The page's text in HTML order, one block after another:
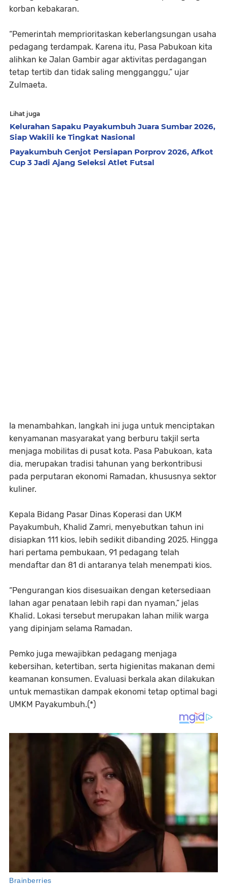
korban kebakaran.
“Pemerintah memprioritaskan keberlangsungan usaha
pedagang terdampak. Karena itu, Pasa Pabukoan kita
alihkan ke Jalan Gambir agar aktivitas perdagangan
tetap tertib dan tidak saling mengganggu,” ujar
Zulmaeta.
Lihat juga
Kelurahan Sapaku Payakumbuh Juara Sumbar 2026,
Siap Wakili ke Tingkat Nasional
Payakumbuh Genjot Persiapan Porprov 2026, Afkot
Cup 3 Jadi Ajang Seleksi Atlet Futsal
Ia menambahkan, langkah ini juga untuk menciptakan
kenyamanan masyarakat yang berburu takjil serta
menjaga mobilitas di pusat kota. Pasa Pabukoan, kata
dia, merupakan tradisi tahunan yang berkontribusi
pada perputaran ekonomi Ramadan, khususnya sektor
kuliner.
Kepala Bidang Pasar Dinas Koperasi dan UKM
Payakumbuh, Khalid Zamri, menyebutkan tahun ini
disiapkan 111 kios, lebih sedikit dibanding 2025. Hingga
hari pertama pembukaan, 91 pedagang telah
mendaftar dan 81 di antaranya telah menempati kios.
“Pengurangan kios disesuaikan dengan ketersediaan
lahan agar penataan lebih rapi dan nyaman,” jelas
Khalid. Lokasi tersebut merupakan lahan milik warga
yang dipinjam selama Ramadan.
Pemko juga mewajibkan pedagang menjaga
kebersihan, ketertiban, serta higienitas makanan demi
keamanan konsumen. Evaluasi berkala akan dilakukan
untuk memastikan dampak ekonomi tetap optimal bagi
UMKM Payakumbuh.(*)